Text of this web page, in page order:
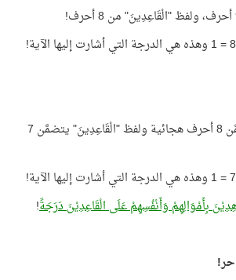
لفظ "الْمُجَاهِدِينَ" يتضمَّن 8 أحرف هجائية ولفظ "الْقَاعِدِينَ" يتضمَّن 7
بِأَمْوَالِهِمْ وَأَنْفُسِهِمْ عَلَى الْقَاعِدِيْنَ دَرَجَةً!